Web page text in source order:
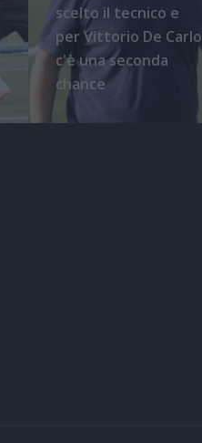
scelto il tecnico e
per Vittorio De Carlo
c'è una seconda
chance